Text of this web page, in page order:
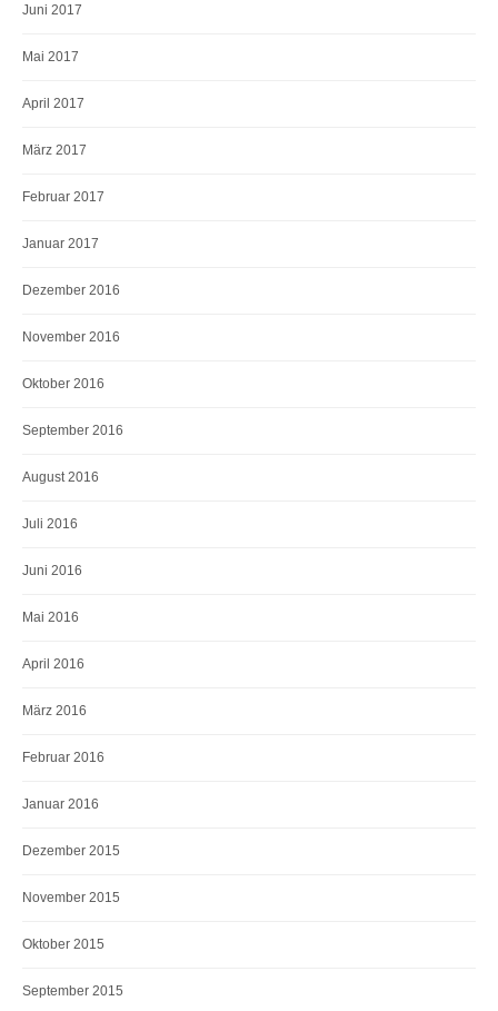
Juni 2017
Mai 2017
April 2017
März 2017
Februar 2017
Januar 2017
Dezember 2016
November 2016
Oktober 2016
September 2016
August 2016
Juli 2016
Juni 2016
Mai 2016
April 2016
März 2016
Februar 2016
Januar 2016
Dezember 2015
November 2015
Oktober 2015
September 2015